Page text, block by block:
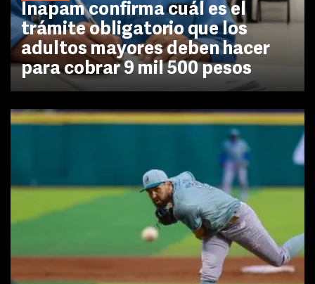
Inapam confirma cuál es el
trámite obligatorio que los
adultos mayores deben hacer
para cobrar 9 mil 500 pesos